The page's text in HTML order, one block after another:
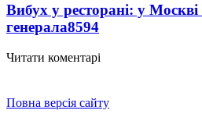
Вибух у ресторані: у
генерала8594
Читати коментарі
Повна версія сайту